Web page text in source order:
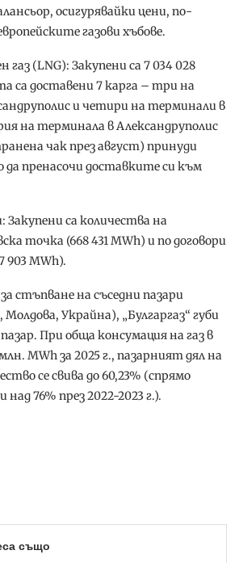
осигурявайки цени, по-
газови хъбове.
газ (LNG): Закупени са 7 034 028
са доставени 7 карга – три на
и четири на терминали в
на терминала в Александруполис
чак през август) принуди
да пренасочи доставките си към
Закупени са количества на
точка (668 431 MWh) и по договори
903 MWh).
стъпване на съседни пазари
Украйна), „Булгаргаз“ губи
При обща консумация на газ в
MWh за 2025 г., пазарният дял на
се свива до 60,23% (спрямо
над 76% през 2022-2023 г.).
също